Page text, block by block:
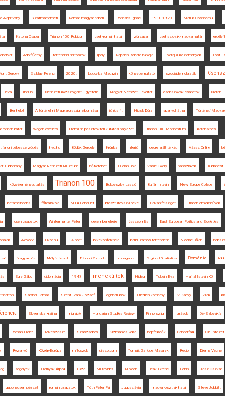
Alapítvány Szatmárnémeti Román-magyar háború Romsics Ignác 1918-1920 Marius Cosmeanu
Katona Csaba Trianon 100 Rubicon cseh-román határ zűrzavar csehszlovák-magyar határ erdélyi
Adolf Černý történelmi mítoszok Ipoly Rapaich Richárd naplója Földrajzi Közlemények Tost
Kunt Gergely Sziklay Ferenc 2020. Ludovika Magazin könyvbemutató szociáldemokraták
Déva Inquiry Nemzeti Közszolgálati Egyetem Magyar Nemzeti Levéltár csehszlovák csapatok Noran
Berthelot A történelmi Magyarország felbomlása június 4. Hicsik Dóra spanyolnátha Történeti
román határ wagon dwellers Prémium posztdoktori kutatási pályázat Trianon 100 Momentum Karánsebes
trianoni békeszerződés hvg.hu Bödők Gergely Krónika interjú georeferált térkép Válasz Online
Tudomány Magyar Nemzeti Múzeum nőtörténet Lucian Boia Vasile Goldiș pánszlávok Budapest
közvéleménykutatás Trianon 100 Bukovszky László Burián István New Europe College
határincindens főreáliskola MTA Lendület breszt-litovszki béke Balkán-félsziget Trianon-emlékművek
cseh csapatok Wintermantel Péter december elseje összeomlás East European Politics and Societies
Algyógy ujkor.hu 14 pont békekonferencia párhuzamos történelem Nicolae Bălan
Nagyalmás Mélyi József Trianoni Szemle propaganda Regional Statistics Románia
Egry Gábor diplomácia 1945 menekültek Hideg Tulipán Éva Hajnal István Kör
Sárándi Tamás Szent-Ivány József legionáriusok Friedrich-kormány IV. Károly Zilah
Slovenska Krajina migráció Hungarian Studies Review Finnország források Dél-Szlovákia
Roman Holec Mikeszásza Szászsebes Krizmanics Réka népfelkelők Pándorfalu Clio Intézet
Rozsnyó Közép-Európa mítoszok ujszo.com Tomáš Garrigue Masaryk Regio Dilema Veche
segélyek Hornyák Árpád Tisza Muravidék Rubicon Deák Ferenc Lenin Jászi Oszkár
gabonacsempészet román csapatok Tóth Péter Pál Jugoszlávia magyar-osztrák határ Steve Jobbitt